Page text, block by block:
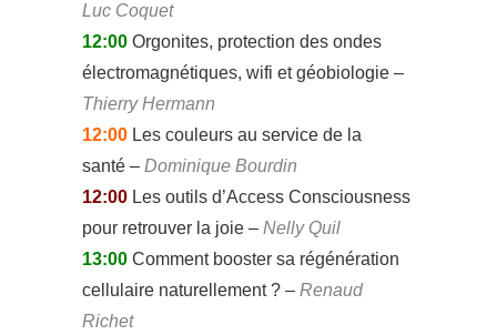
Luc Coquet
12:00 Orgonites, protection des ondes
électromagnétiques, wifi et géobiologie –
Thierry Hermann
12:00 Les couleurs au service de la
santé – Dominique Bourdin
12:00 Les outils d’Access Consciousness
pour retrouver la joie – Nelly Quil
13:00 Comment booster sa régénération
cellulaire naturellement ? – Renaud
Richet